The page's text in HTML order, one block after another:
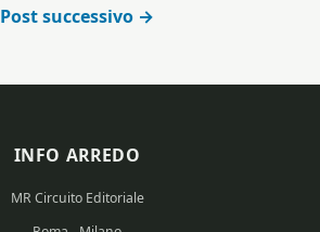
Post successivo →
INFO ARREDO
MR Circuito Editoriale